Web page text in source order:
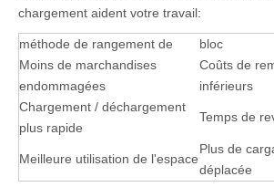
chargement aident votre travail:
méthode de rangement de
bloc
Moins de marchandises
endommagées
Coûts de
inférieurs
Chargement / déchargement
plus rapide
Temps de
Meilleure utilisation de l'espace
Plus de
déplacée